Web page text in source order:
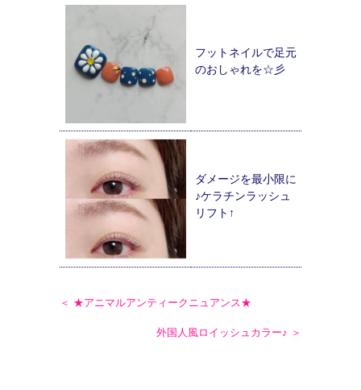
フットネイルで足元
のおしゃれを☆彡
ダメージを最小限に
♪ケラチンラッシュ
リフト↑
＜ ★アニマルアンティークニュアンス★
外国人風ロイッシュカラー♪ ＞